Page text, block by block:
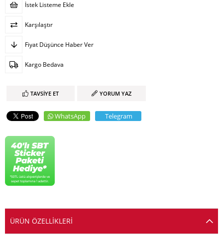
İstek Listeme Ekle
Karşılaştır
Fiyat Düşünce Haber Ver
Kargo Bedava
TAVSIYE ET YORUM YAZ
WhatsApp Telegram
ÜRÜN ÖZELLIKLERI